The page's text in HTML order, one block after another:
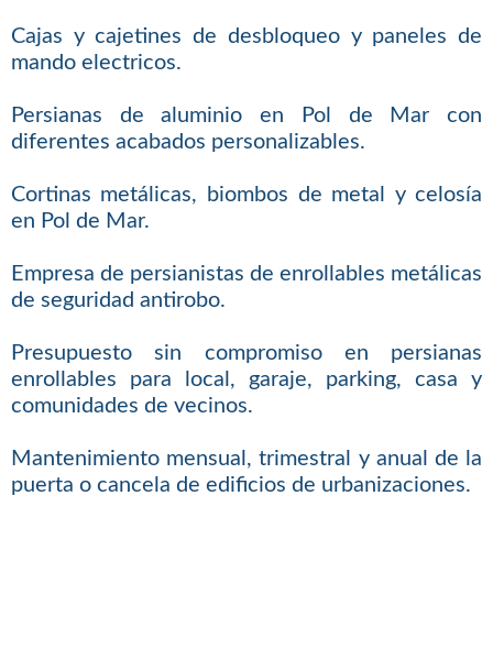
Cajas y cajetines de desbloqueo y paneles de
mando electricos.
Persianas de aluminio en Pol de Mar con
diferentes acabados personalizables.
Cortinas metálicas, biombos de metal y celosía
en Pol de Mar.
Empresa de persianistas de enrollables metálicas
de seguridad antirobo.
Presupuesto sin compromiso en persianas
enrollables para local, garaje, parking, casa y
comunidades de vecinos.
Mantenimiento mensual, trimestral y anual de la
puerta o cancela de edificios de urbanizaciones.